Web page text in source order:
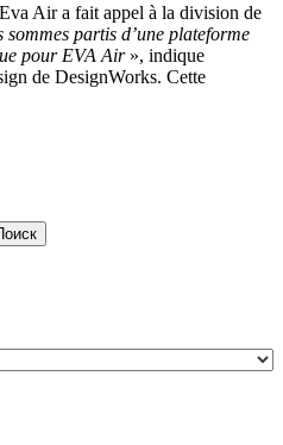
Air a fait appel à la division de
sommes partis d’une plateforme
pour EVA Air », indique
de DesignWorks. Cette